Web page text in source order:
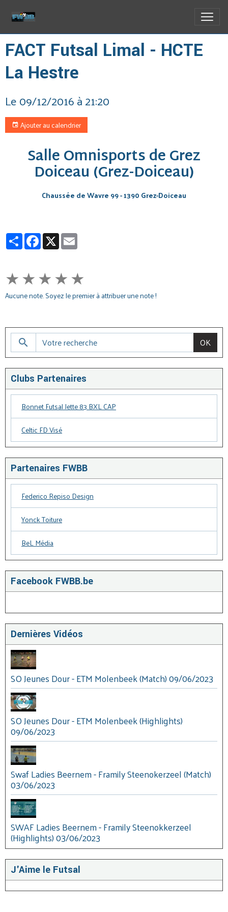
FACT Futsal Limal - HCTE
La Hestre
Le 09/12/2016à 21:20
Ajouter au calendrier
Salle Omnisports de Grez
Doiceau (Grez-Doiceau)
Chaussée de Wavre 99 - 1390 Grez-Doiceau
PartagerFacebook
X
★★★★★
Aucune note. Soyez le premier à attribuer une note !
OK
Clubs Partenaires
Bonnet Futsal Jette 83 BXL CAP
Celtic FD Visé
Partenaires FWBB
Federico Repiso Design
Yonck Toiture
BeL Média
Facebook FWBB.be
Dernières Vidéos
SO Jeunes Dour - ETM Molenbeek (Match) 09/06/2023
SO Jeunes Dour - ETM Molenbeek (Highlights)
09/06/2023
Swaf Ladies Beernem - Framily Steenokerzeel (Match)
03/06/2023
SWAF Ladies Beernem - Framily Steenokkerzeel
(Highlights) 03/06/2023
J'Aime le Futsal